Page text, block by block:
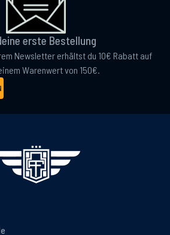
erste Bestellung
Newsletter erhältst du 10€ Rabatt auf
Warenwert von 150€.